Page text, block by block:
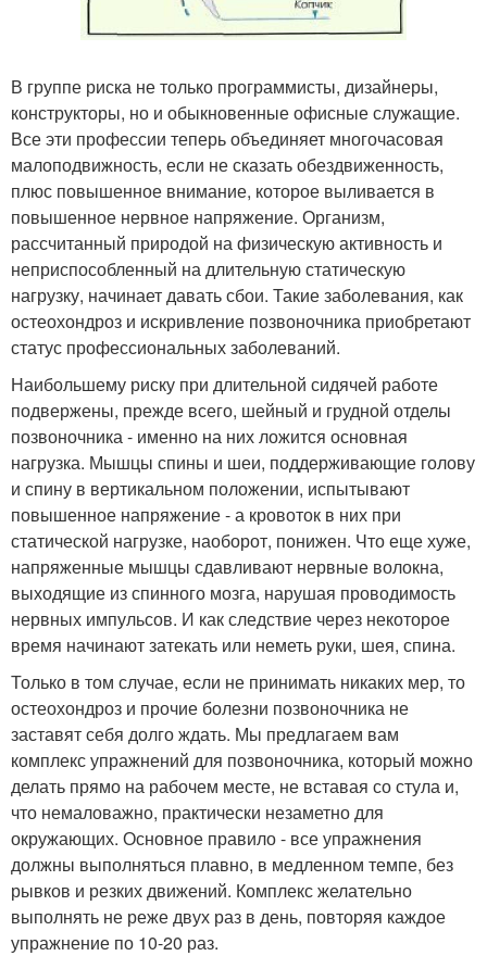
В группе риска не только программисты, дизайнеры,
конструкторы, но и обыкновенные офисные служащие.
Все эти профессии теперь объединяет многочасовая
малоподвижность, если не сказать обездвиженность,
плюс повышенное внимание, которое выливается в
повышенное нервное напряжение. Организм,
рассчитанный природой на физическую активность и
неприспособленный на длительную статическую
нагрузку, начинает давать сбои. Такие заболевания, как
остеохондроз и искривление позвоночника приобретают
статус профессиональных заболеваний.
Наибольшему риску при длительной сидячей работе
подвержены, прежде всего, шейный и грудной отделы
позвоночника - именно на них ложится основная
нагрузка. Мышцы спины и шеи, поддерживающие голову
и спину в вертикальном положении, испытывают
повышенное напряжение - а кровоток в них при
статической нагрузке, наоборот, понижен. Что еще хуже,
напряженные мышцы сдавливают нервные волокна,
выходящие из спинного мозга, нарушая проводимость
нервных импульсов. И как следствие через некоторое
время начинают затекать или неметь руки, шея, спина.
Только в том случае, если не принимать никаких мер, то
остеохондроз и прочие болезни позвоночника не
заставят себя долго ждать. Мы предлагаем вам
комплекс упражнений для позвоночника, который можно
делать прямо на рабочем месте, не вставая со стула и,
что немаловажно, практически незаметно для
окружающих. Основное правило - все упражнения
должны выполняться плавно, в медленном темпе, без
рывков и резких движений. Комплекс желательно
выполнять не реже двух раз в день, повторяя каждое
упражнение по 10-20 раз.